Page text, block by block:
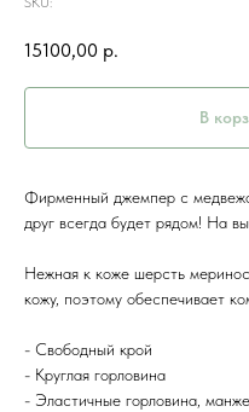
15100,00 р.
В
Фирменный джемпер с
друг всегда будет рядом! На
Нежная к коже шерсть
кожу, поэтому обеспечивает
- Свободный крой
- Круглая горловина
- Эластичные горловина,